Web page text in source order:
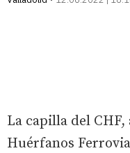
La capilla del
Huérfanos